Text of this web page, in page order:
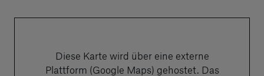
Diese Karte wird über eine externe
Plattform (Google Maps) gehostet. Das